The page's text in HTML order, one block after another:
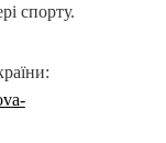
спорту.